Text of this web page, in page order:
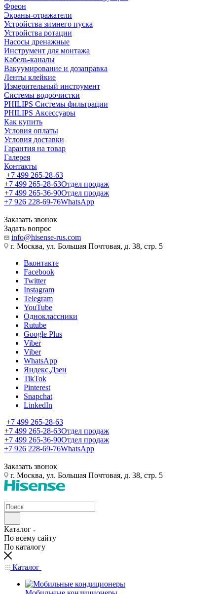
Фреон
Экраны-отражатели
Устройства зимнего пуска
Устройства ротации
Насосы дренажные
Инструмент для монтажа
Кабель-каналы
Вакуумирование и дозаправка
Ленты клейкие
Измерительный инструмент
Системы водоочистки
PHILIPS Системы фильтрации
PHILIPS Аксессуары
Как купить
Условия оплаты
Условия доставки
Гарантия на товар
Галерея
Контакты
+7 499 265-28-63
+7 499 265-28-63Отдел продаж
+7 499 265-36-90Отдел продаж
+7 926 228-69-76WhatsApp
Заказать звонок
Задать вопрос
info@hisense-rus.com
г. Москва, ул. Большая Почтовая, д. 38, стр. 5
Вконтакте
Facebook
Twitter
Instagram
Telegram
YouTube
Одноклассники
Rutube
Google Plus
Viber
Viber
WhatsApp
Яндекс.Дзен
TikTok
Pinterest
Snapchat
LinkedIn
+7 499 265-28-63
+7 499 265-28-63Отдел продаж
+7 499 265-36-90Отдел продаж
+7 926 228-69-76WhatsApp
Заказать звонок
г. Москва, ул. Большая Почтовая, д. 38, стр. 5
Каталог
По всему сайту
По каталогу
Каталог